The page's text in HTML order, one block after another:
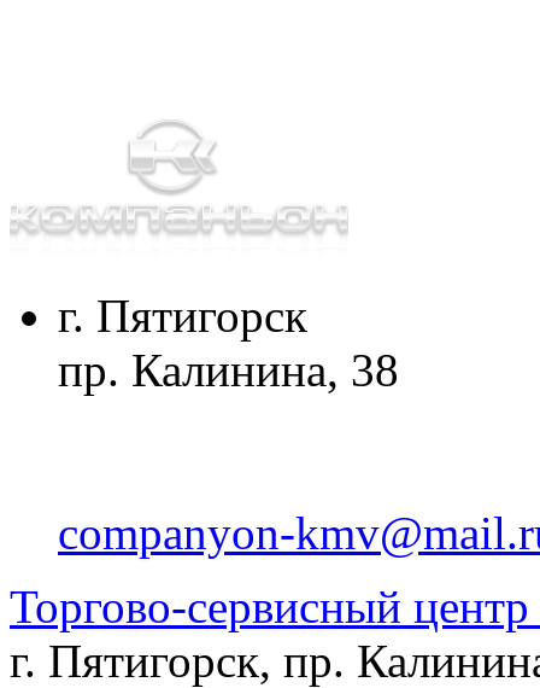
г. Пятигорск
пр. Калинина, 38
companyon-
Торгово-сервисный
г. Пятигорск, пр.